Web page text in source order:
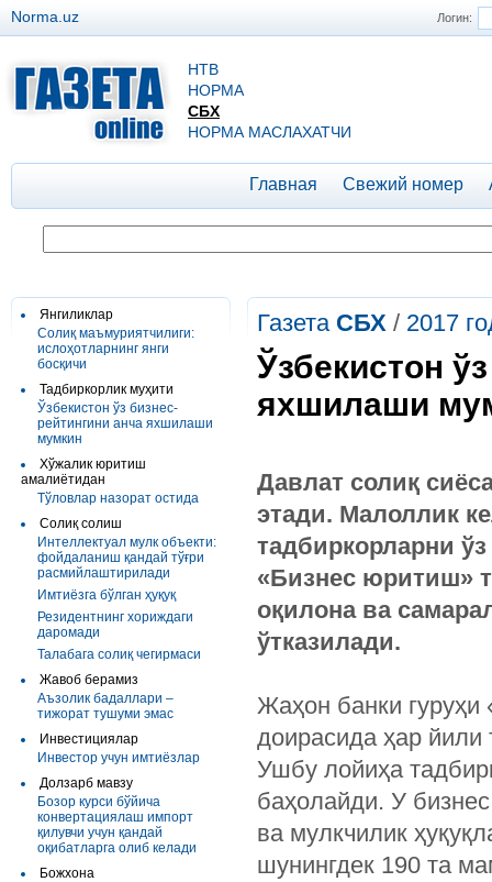
Логин:
Norma.uz
НТВ
НОРМА
СБХ
НОРМА МАСЛАХАТЧИ
Главная Свежий номер
Янгиликлар
Солиқ маъмуриятчилиги:
ислоҳотларнинг янги
босқичи
Тадбиркорлик муҳити
Ўзбекистон ўз бизнес-
рейтингини анча яхшилаши
мумкин
Хўжалик юритиш
амалиётидан
Тўловлар назорат остида
Солиқ солиш
Интеллектуал мулк объекти:
фойдаланиш қандай тўғри
расмийлаштирилади
Имтиёзга бўлган ҳуқуқ
Резидентнинг хориждаги
даромади
Талабага солиқ чегирмаси
Жавоб берамиз
Аъзолик бадаллари –
тижорат тушуми эмас
Инвестициялар
Инвестор учун имтиёзлар
Долзарб мавзу
Бозор курси бўйича
конвертациялаш импорт
қилувчи учун қандай
оқибатларга олиб келади
Божхона
Газета СБХ / 2017
Ўзбекистон
яхшилаши
Давлат солиқ
этади. Малоллик
тадбиркорларни
«Бизнес юритиш»
оқилона ва
ўтказилади.
Жаҳон банки
доирасида ҳар йили
Ушбу лойиҳа
баҳолайди. У
ва мулкчилик
шунингдек 190 та